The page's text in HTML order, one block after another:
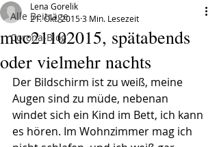
Alle Beiträge
Corona-Blog
muc21102015, spätabends
oder vielmehr nachts
Lena Gorelik
21. Okt. 20153 Min. Lesezeit
Der Bildschirm ist zu weiß, meine
Augen sind zu müde, nebenan
windet sich ein Kind im Bett, ich kann
es hören. Im Wohnzimmer mag ich